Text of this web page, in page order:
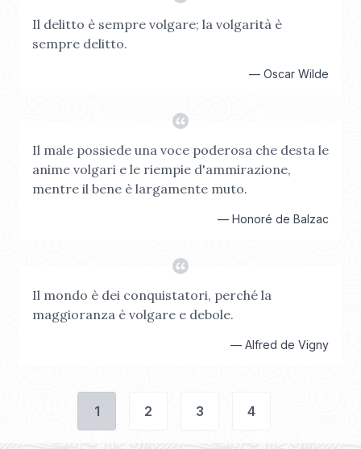
Il delitto è sempre volgare; la volgarità è
sempre delitto.
— Oscar Wilde
Il male possiede una voce poderosa che desta le
anime volgari e le riempie d'ammirazione,
mentre il bene è largamente muto.
— Honoré de Balzac
Il mondo è dei conquistatori, perché la
maggioranza è volgare e debole.
— Alfred de Vigny
1 2 3 4